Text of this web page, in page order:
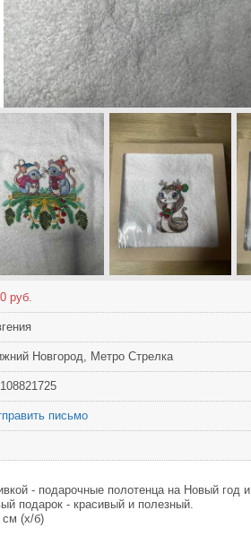
руб.
Новгород, Метро Стрелка
письмо
- подарочные полотенца на Новый год
подарок - красивый и полезный.
см (х/б)